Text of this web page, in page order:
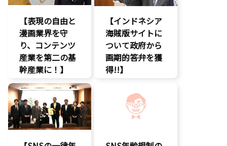
エンタメ産業
促進
デジタル著作
権
国会質疑
知的財産
経済政策
著作権
【表現の自由と
漫画業界を守
り、コンテンツ
産業を第二の基
幹産業に！】
エンタメ支援
二次創作保護
著作権
表現規制
【インドネシア
海賊版サイトに
ついて政府から
画期的答弁を獲
得!!】
エンタメ産業
促進
デジタル著作
国会質疑